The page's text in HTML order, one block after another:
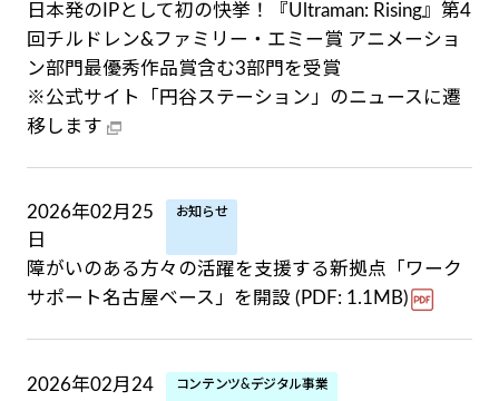
日本発のIPとして初の快挙！『Ultraman: Rising』第4
回チルドレン&ファミリー・エミー賞 アニメーショ
ン部門最優秀作品賞含む3部門を受賞
※公式サイト「円谷ステーション」のニュースに遷
移します
2026年02月25
日
お知らせ
障がいのある方々の活躍を支援する新拠点「ワーク
サポート名古屋ベース」を開設 (PDF: 1.1MB)
2026年02月24
コンテンツ&デジタル事業